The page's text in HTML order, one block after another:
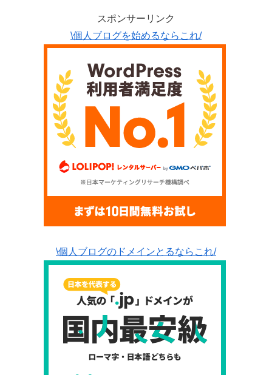
スポンサーリンク
\個人ブログを始めるならこれ/
\個人ブログのドメインとるならこれ/